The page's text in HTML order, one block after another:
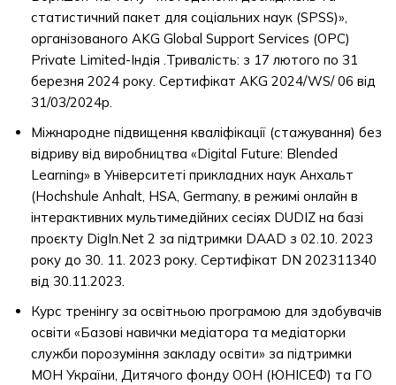
статистичний пакет для соціальних наук (SPSS)»,
організованого AKG Global Support Services (OPC)
Private Limited-Індія .Тривалість: з 17 лютого по 31
березня 2024 року. Сертифікат AKG 2024/WS/ 06 від
31/03/2024р.
Міжнародне підвищення кваліфікації (стажування) без
відриву від виробництва «Digital Future: Blended
Learning» в Університеті прикладних наук Анхальт
(Hochshule Anhalt, HSA, Germany, в режимі онлайн в
інтерактивних мультимедійних сесіях DUDIZ на базі
проєкту DigIn.Net 2 за підтримки DAAD з 02.10. 2023
року до 30. 11. 2023 року. Сертифікат DN 202311340
від 30.11.2023.
Курс тренінгу за освітньою програмою для здобувачів
освіти «Базові навички медіатора та медіаторки
служби порозуміння закладу освіти» за підтримки
МОН України, Дитячого фонду ООН (ЮНІСЕФ) та ГО